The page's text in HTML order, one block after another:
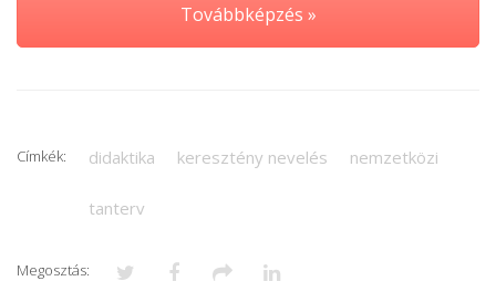
Továbbképzés »
Címkék: didaktika keresztény nevelés nemzetközi
tanterv
Megosztás: